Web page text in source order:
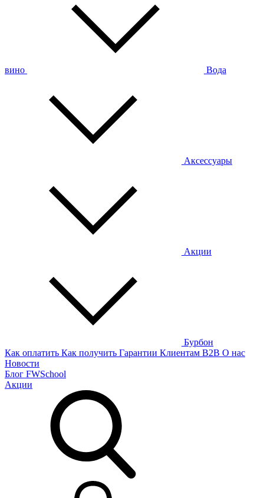
вино Вода
Аксессуары
Акции
Бурбон
Как оплатить Как получить Гарантии Клиентам B2B О нас
Новости
Блог FWSchool
Акции